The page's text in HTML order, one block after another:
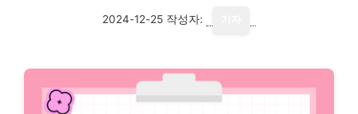
2024-12-25 작성자: